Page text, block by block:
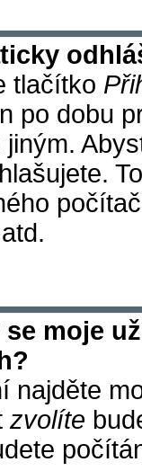
tlačítko
po dobu
moje
najděte
zvolíte